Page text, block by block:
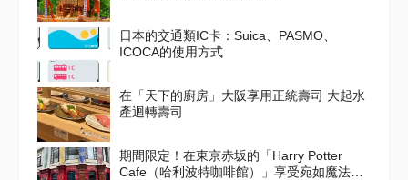
日本的交通類IC卡：Suica、PASMO、
ICOCA的使用方式
在「天下的廚房」大阪享用正統壽司 大起水
產迴轉壽司
期間限定！在東京赤坂的「Harry Potter
Cafe（哈利波特咖啡館）」享受宛如魔法般